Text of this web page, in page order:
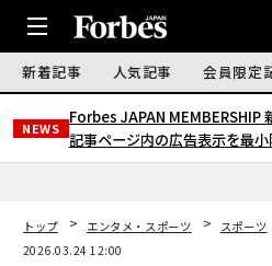
新着記事 人気記事 会員限定
NEWS
Forbes JAPAN MEMBERSHIP
記事ページ内の広告表示を最
トップ エンタメ・スポーツ スポーツ
2026.03.24 12:00